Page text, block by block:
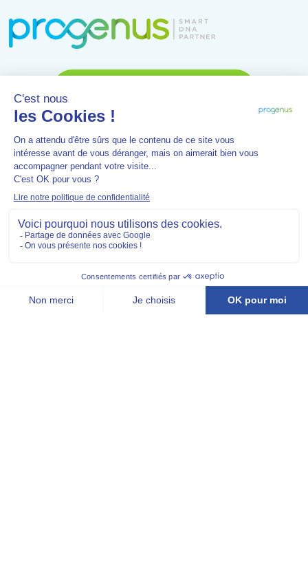
Rue Camille Hubert 7a - 5032 Gembloux (Isnes) - Belgique
Tél :0032 81 61 69 01 - Mail :
© 2021 PROGENUS s.a. Mentions légales